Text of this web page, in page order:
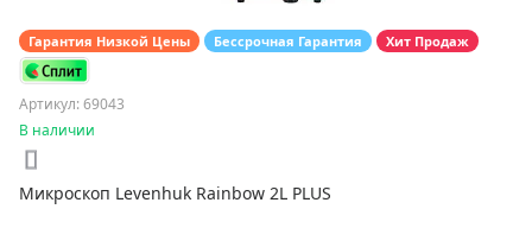
Гарантия Низкой Цены Бессрочная Гарантия Хит Продаж
Артикул: 69043
В наличии
Микроскоп Levenhuk Rainbow 2L PLUS